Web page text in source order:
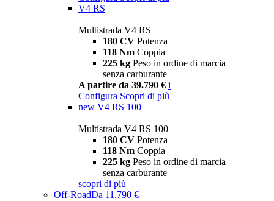
V4 RS
Multistrada V4 RS
180 CV Potenza
118 Nm Coppia
225 kg Peso in ordine di marcia
senza carburante
A partire da 39.790 € i
Configura Scopri di più
new V4 RS 100
Multistrada V4 RS 100
180 CV Potenza
118 Nm Coppia
225 kg Peso in ordine di marcia
senza carburante
scopri di più
Off-RoadDa 11.790 €